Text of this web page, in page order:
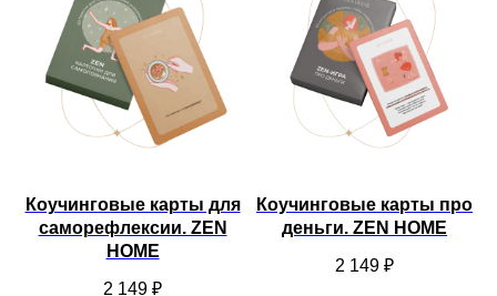
Коучинговые карты для
саморефлексии. ZEN
HOME
2 149 ₽
Коучинговые карты про
деньги. ZEN HOME
2 149 ₽